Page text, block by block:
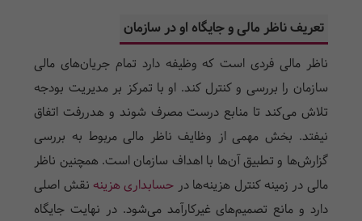
تعریف ناظر مالی و جایگاه او در سازمان
ناظر مالی فردی است که وظیفه دارد تمام جریان‌های مالی
سازمان را بررسی و کنترل کند. او با تمرکز بر مدیریت بودجه
تلاش می‌کند تا منابع درست مصرف شوند و هدررفت اتفاق
نیفتد. بخش مهمی از وظایف ناظر مالی مربوط به بررسی
گزارش‌ها و تطبیق آن‌ها با اهداف سازمان است. همچنین ناظر
مالی در زمینه کنترل هزینه‌ها در حسابداری هزینهنقش اصلی
دارد و مانع تصمیم‌های غیرکارآمد می‌شود. در نهایت جایگاه